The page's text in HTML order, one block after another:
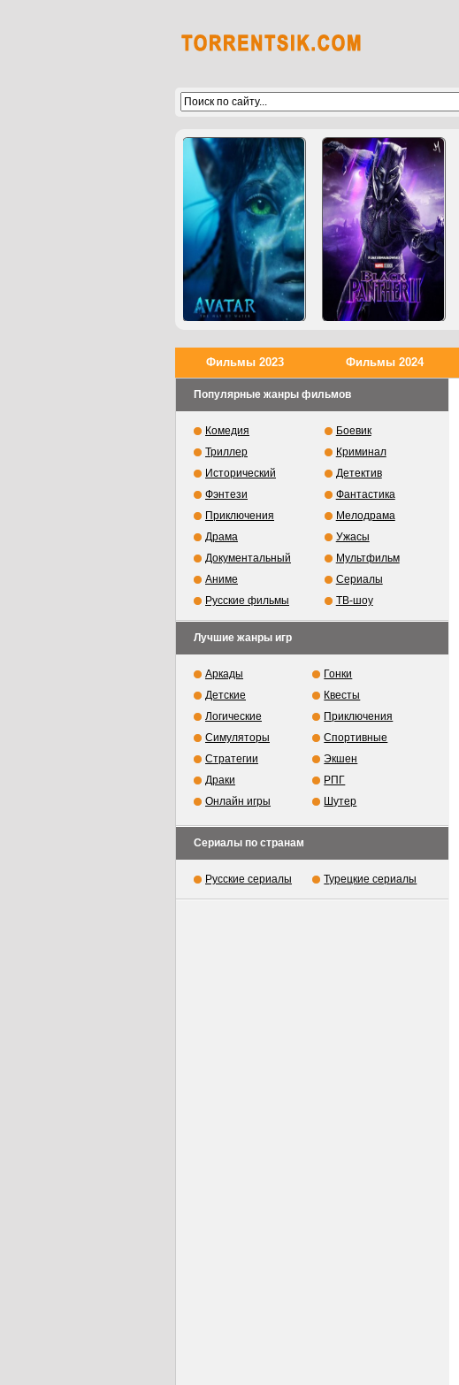
Фильмы 2023 Фильмы 2024
Популярные жанры фильмов
Комедия
Боевик
Триллер
Криминал
Исторический
Детектив
Фэнтези
Фантастика
Приключения
Мелодрама
Драма
Ужасы
Документальный
Мультфильм
Аниме
Сериалы
Русские фильмы
ТВ-шоу
Лучшие жанры игр
Аркады
Гонки
Детские
Квесты
Логические
Приключения
Симуляторы
Спортивные
Стратегии
Экшен
Драки
РПГ
Онлайн игры
Шутер
Сериалы по странам
Русские сериалы Турецкие сериалы